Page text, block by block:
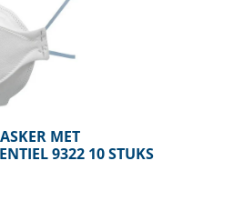
MET
9322 10 STUKS